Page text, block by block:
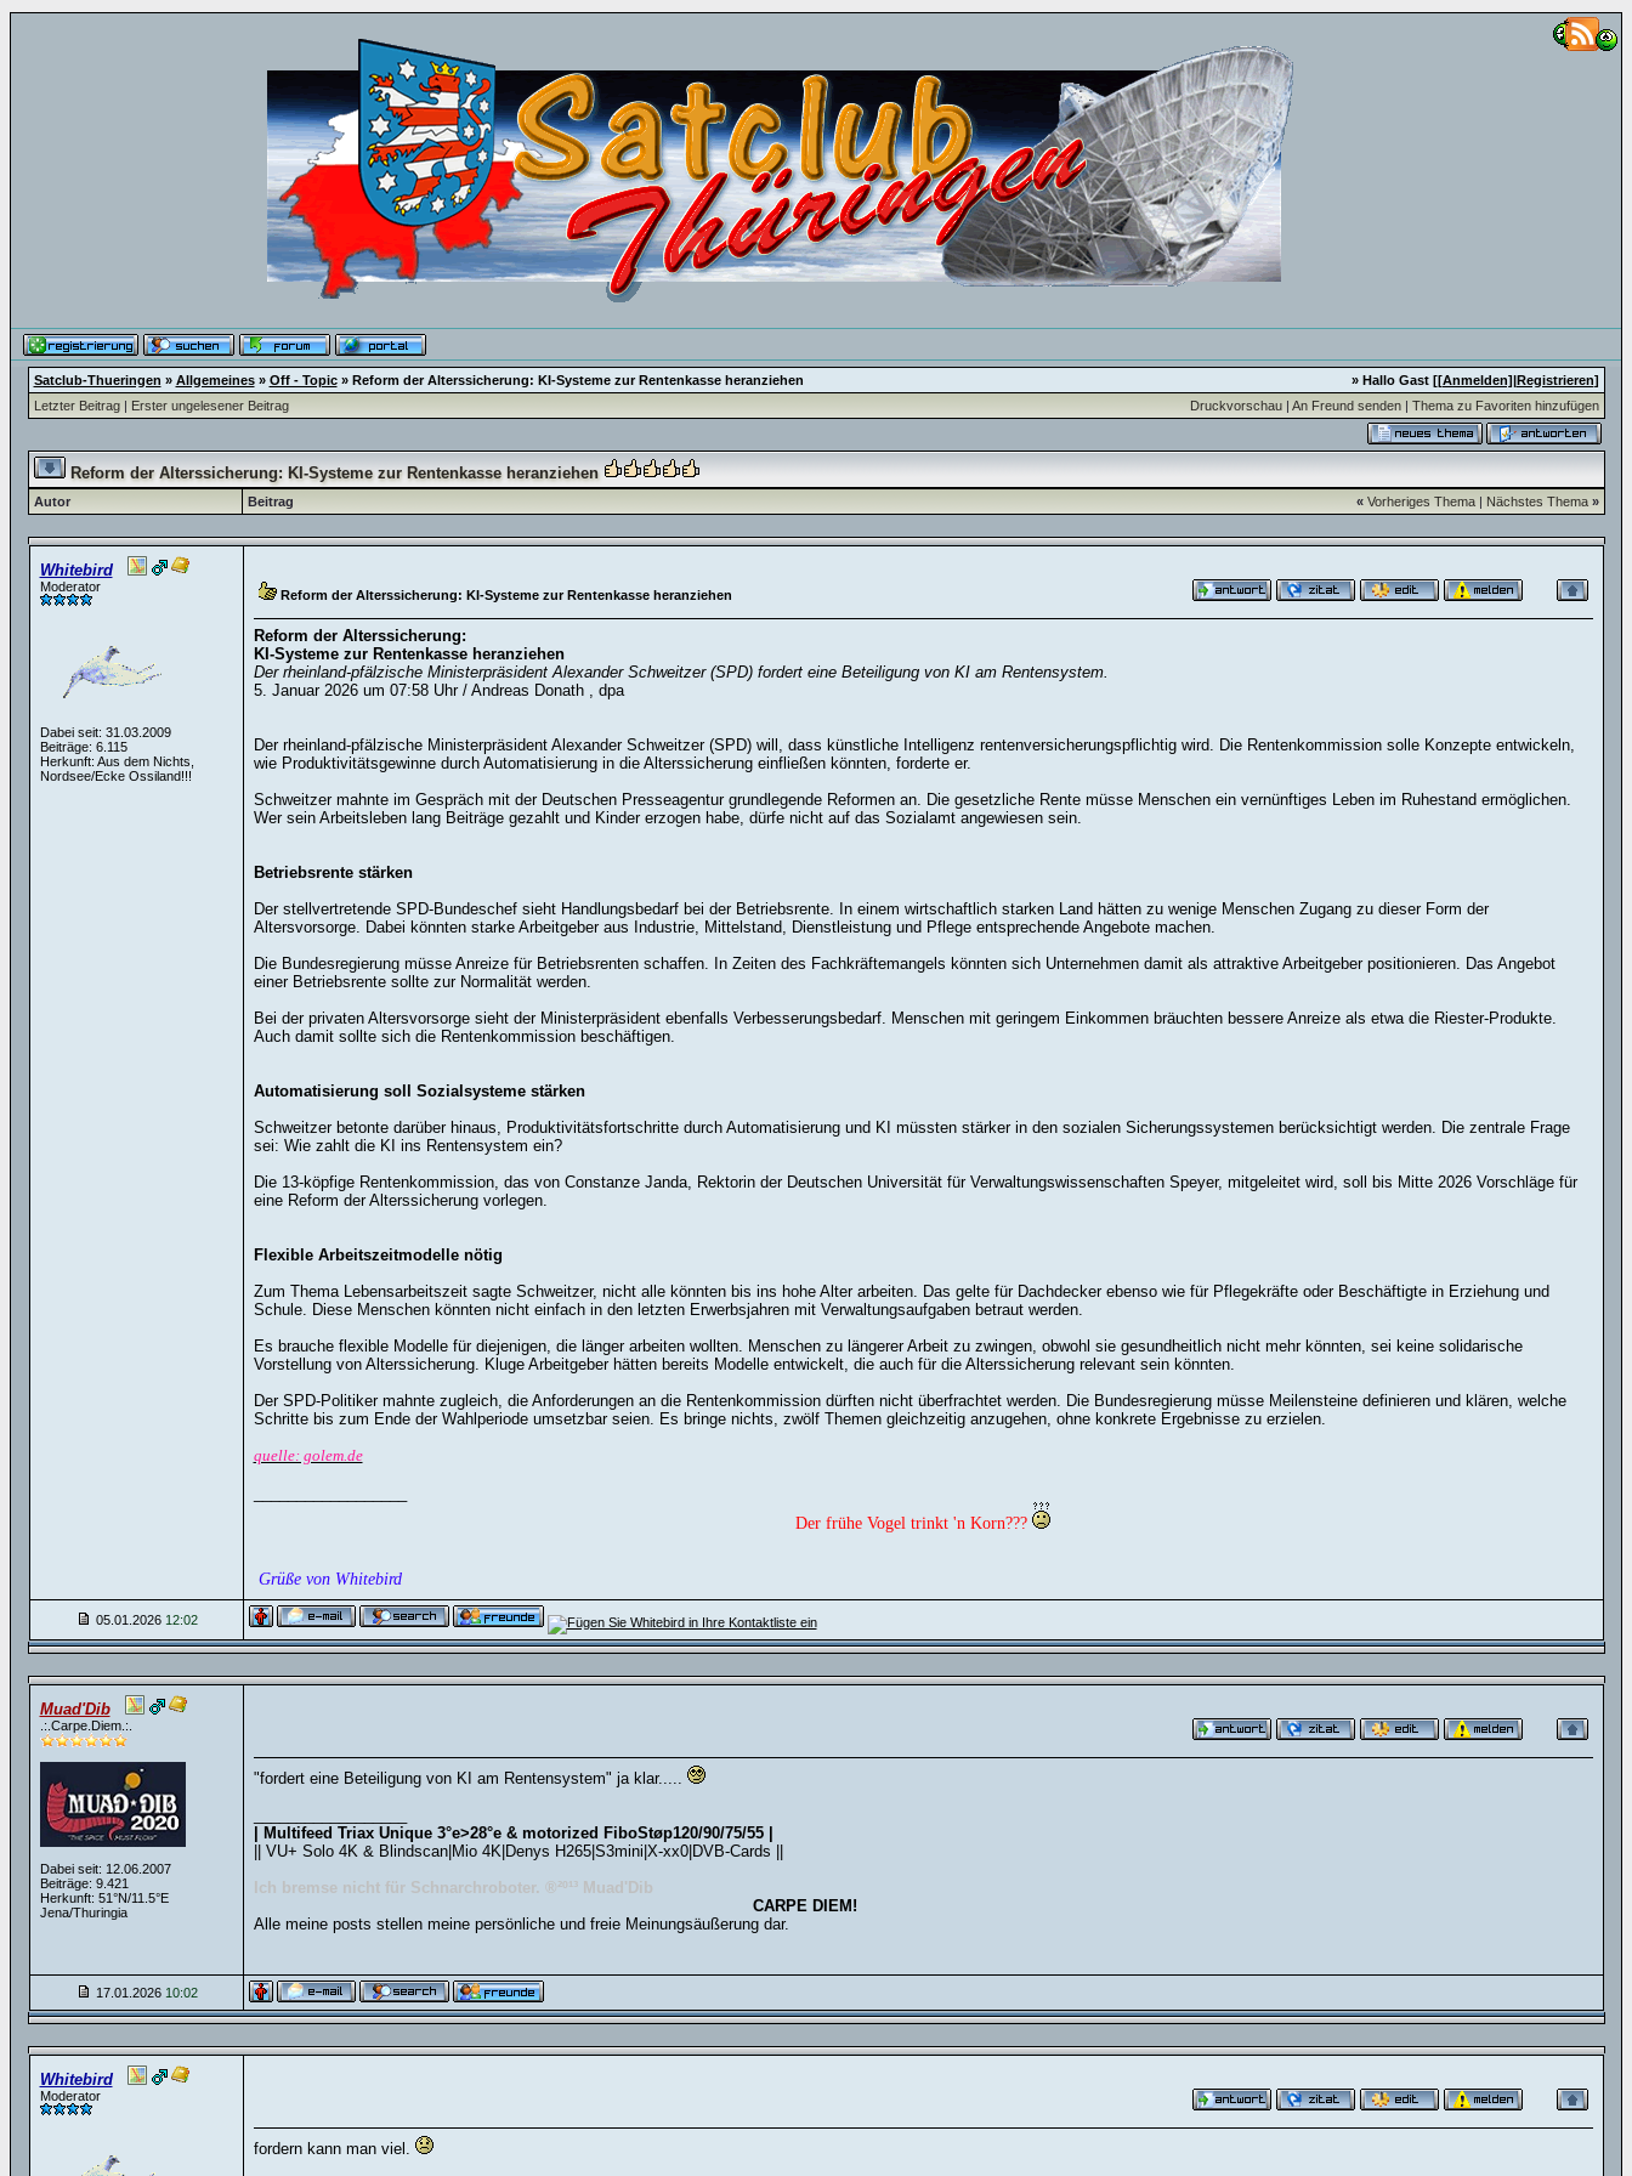
Satclub-Thueringen » Allgemeines» Off - Topic» Reform der Alterssicherung: KI-Systeme zur Rentenkasse heranziehen » Hallo Gast [[Anmelden]|Registrieren]
Letzter Beitrag| Erster ungelesener Beitrag Druckvorschau| An Freund senden| Thema zu Favoriten hinzufügen
Reform der Alterssicherung: KI-Systeme zur Rentenkasse heranziehen
Autor Beitrag « Vorheriges Thema| Nächstes Thema »
Whitebird
Moderator
Dabei seit: 31.03.2009
Beiträge: 6.115
Herkunft: Aus dem Nichts,
Nordsee/Ecke Ossiland!!!
Reform der Alterssicherung: KI-Systeme zur Rentenkasse heranziehen
Reform der Alterssicherung:
KI-Systeme zur Rentenkasse heranziehen
Der rheinland-pfälzische Ministerpräsident Alexander Schweitzer (SPD) fordert eine Beteiligung von KI am Rentensystem.
5. Januar 2026 um 07:58 Uhr / Andreas Donath , dpa
Der rheinland-pfälzische Ministerpräsident Alexander Schweitzer (SPD) will, dass künstliche Intelligenz rentenversicherungspflichtig wird. Die Rentenkommission solle Konzepte entwickeln,
wie Produktivitätsgewinne durch Automatisierung in die Alterssicherung einfließen könnten, forderte er.
Schweitzer mahnte im Gespräch mit der Deutschen Presseagentur grundlegende Reformen an. Die gesetzliche Rente müsse Menschen ein vernünftiges Leben im Ruhestand ermöglichen.
Wer sein Arbeitsleben lang Beiträge gezahlt und Kinder erzogen habe, dürfe nicht auf das Sozialamt angewiesen sein.
Betriebsrente stärken
Der stellvertretende SPD-Bundeschef sieht Handlungsbedarf bei der Betriebsrente. In einem wirtschaftlich starken Land hätten zu wenige Menschen Zugang zu dieser Form der
Altersvorsorge. Dabei könnten starke Arbeitgeber aus Industrie, Mittelstand, Dienstleistung und Pflege entsprechende Angebote machen.
Die Bundesregierung müsse Anreize für Betriebsrenten schaffen. In Zeiten des Fachkräftemangels könnten sich Unternehmen damit als attraktive Arbeitgeber positionieren. Das Angebot
einer Betriebsrente sollte zur Normalität werden.
Bei der privaten Altersvorsorge sieht der Ministerpräsident ebenfalls Verbesserungsbedarf. Menschen mit geringem Einkommen bräuchten bessere Anreize als etwa die Riester-Produkte.
Auch damit sollte sich die Rentenkommission beschäftigen.
Automatisierung soll Sozialsysteme stärken
Schweitzer betonte darüber hinaus, Produktivitätsfortschritte durch Automatisierung und KI müssten stärker in den sozialen Sicherungssystemen berücksichtigt werden. Die zentrale Frage
sei: Wie zahlt die KI ins Rentensystem ein?
Die 13-köpfige Rentenkommission, das von Constanze Janda, Rektorin der Deutschen Universität für Verwaltungswissenschaften Speyer, mitgeleitet wird, soll bis Mitte 2026 Vorschläge für
eine Reform der Alterssicherung vorlegen.
Flexible Arbeitszeitmodelle nötig
Zum Thema Lebensarbeitszeit sagte Schweitzer, nicht alle könnten bis ins hohe Alter arbeiten. Das gelte für Dachdecker ebenso wie für Pflegekräfte oder Beschäftigte in Erziehung und
Schule. Diese Menschen könnten nicht einfach in den letzten Erwerbsjahren mit Verwaltungsaufgaben betraut werden.
Es brauche flexible Modelle für diejenigen, die länger arbeiten wollten. Menschen zu längerer Arbeit zu zwingen, obwohl sie gesundheitlich nicht mehr könnten, sei keine solidarische
Vorstellung von Alterssicherung. Kluge Arbeitgeber hätten bereits Modelle entwickelt, die auch für die Alterssicherung relevant sein könnten.
Der SPD-Politiker mahnte zugleich, die Anforderungen an die Rentenkommission dürften nicht überfrachtet werden. Die Bundesregierung müsse Meilensteine definieren und klären, welche
Schritte bis zum Ende der Wahlperiode umsetzbar seien. Es bringe nichts, zwölf Themen gleichzeitig anzugehen, ohne konkrete Ergebnisse zu erzielen.
quelle: golem.de
Der frühe Vogel trinkt 'n Korn???
Grüße von Whitebird
05.01.2026 12:02
Muad'Dib
.:.Carpe.Diem.:.
Dabei seit: 12.06.2007
Beiträge: 9.421
Herkunft: 51°N/11.5°E
Jena/Thuringia
"fordert eine Beteiligung von KI am Rentensystem" ja klar.....
| Multifeed Triax Unique 3°e>28°e & motorized FiboStøp120/90/75/55 |
|| VU+ Solo 4K & Blindscan|Mio 4K|Denys H265|S3mini|X-xx0|DVB-Cards ||
Ich bremse nicht für Schnarchroboter. ®²º¹³ Muad'Dib
CARPE DIEM!
Alle meine posts stellen meine persönliche und freie Meinungsäußerung dar.
17.01.2026 10:02
Whitebird
Moderator
fordern kann man viel.